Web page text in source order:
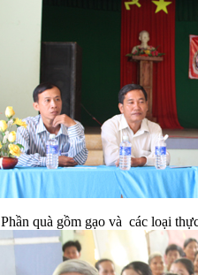
Phần quà gồm gạo và các loại